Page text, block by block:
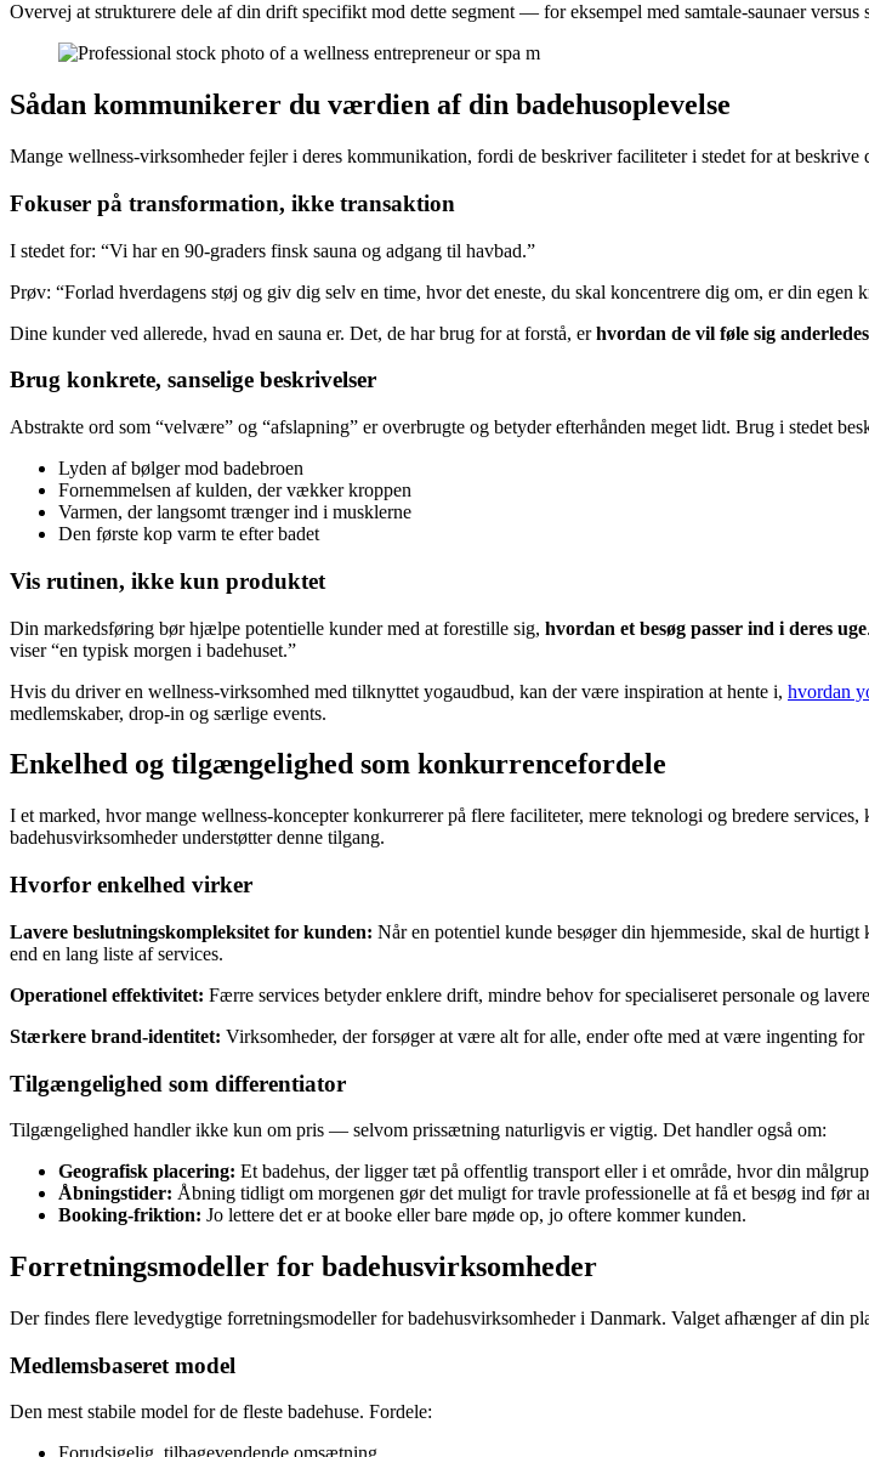
Overvej at strukturere dele af din drift specifikt mod dette segment — for eksempel med samtale-saunaer versus
Sådan kommunikerer du værdien af din badehusoplevelse
Mange wellness-virksomheder fejler i deres kommunikation, fordi de beskriver faciliteter i stedet for at
Fokuser på transformation, ikke transaktion
I stedet for: “Vi har en 90-graders finsk sauna og adgang til havbad.”
Prøv: “Forlad hverdagens støj og giv dig selv en time, hvor det eneste, du skal koncentrere dig om, er din egen
Dine kunder ved allerede, hvad en sauna er. Det, de har brug for at forstå, erhvordan de vil føle sig anderledes
Brug konkrete, sanselige beskrivelser
Abstrakte ord som “velvære” og “afslapning” er overbrugte og betyder efterhånden meget lidt. Brug i stedet
Lyden af bølger mod badebroen
Fornemmelsen af kulden, der vækker kroppen
Varmen, der langsomt trænger ind i musklerne
Den første kop varm te efter badet
Vis rutinen, ikke kun produktet
Din markedsføring bør hjælpe potentielle kunder med at forestille sig, hvordan et besøg passer ind i deres uge
viser “en typisk morgen i badehuset.”
Hvis du driver en wellness-virksomhed med tilknyttet yogaudbud, kan der være inspiration at hente i, hvordan
medlemskaber, drop-in og særlige events.
Enkelhed og tilgængelighed som konkurrencefordele
I et marked, hvor mange wellness-koncepter konkurrerer på flere faciliteter, mere teknologi og bredere
badehusvirksomheder understøtter denne tilgang.
Hvorfor enkelhed virker
Lavere beslutningskompleksitet for kunden: Når en potentiel kunde besøger din hjemmeside, skal de
end en lang liste af services.
Operationel effektivitet: Færre services betyder enklere drift, mindre behov for specialiseret personale og
Stærkere brand-identitet: Virksomheder, der forsøger at være alt for alle, ender ofte med at være ingenting
Tilgængelighed som differentiator
Tilgængelighed handler ikke kun om pris — selvom prissætning naturligvis er vigtig. Det handler også om:
Geografisk placering: Et badehus, der ligger tæt på offentlig transport eller i et område, hvor din
Åbningstider: Åbning tidligt om morgenen gør det muligt for travle professionelle at få et besøg ind før
Booking-friktion: Jo lettere det er at booke eller bare møde op, jo oftere kommer kunden.
Forretningsmodeller for badehusvirksomheder
Der findes flere levedygtige forretningsmodeller for badehusvirksomheder i Danmark. Valget afhænger af din
Medlemsbaseret model
Den mest stabile model for de fleste badehuse. Fordele: